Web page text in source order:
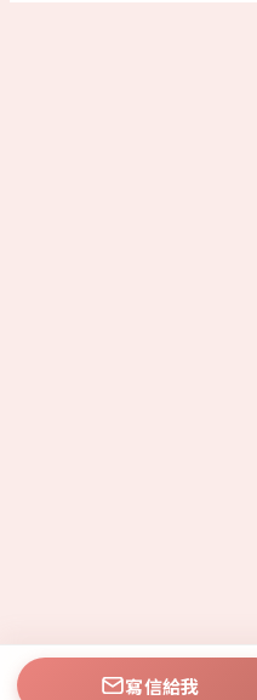
寫信給我